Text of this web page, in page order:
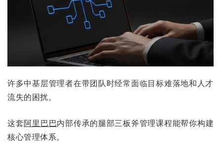
许多中基层管理者在带团队时经常面临目标难落地和人才
流失的困扰。
这套阿里巴巴内部传承的腿部三板斧管理课程能帮你构建
核心管理体系。